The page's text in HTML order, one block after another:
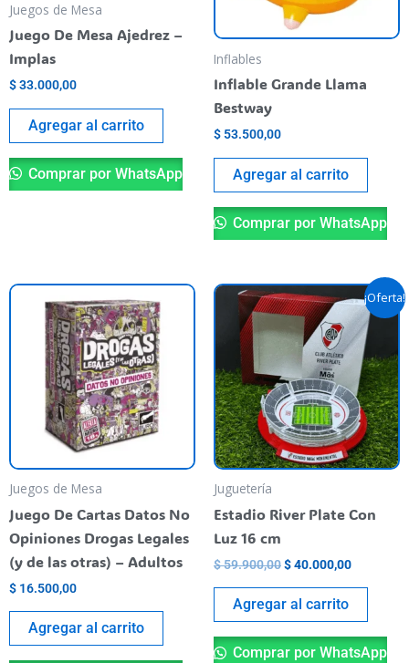
Juegos de Mesa
Juego De Mesa Ajedrez –
Implas
$33.000,00
Agregar al carrito
Comprar por WhatsApp
Inflables
Inflable Grande Llama
Bestway
$ 53.500,00
Agregar al carrito
Comprar por WhatsApp
Juegos de Mesa
Juego De Cartas Datos No
Opiniones Drogas Legales
(y de las otras) – Adultos
$ 16.500,00
Agregar al carrito
¡Oferta!
Juguetería
Estadio River Plate Con
Luz 16 cm
$59.900,00
El
precio
original
era:
$ 59.900,00.
$40.000,00
El
precio
actual
es:
$
Agregar al carrito
Comprar por WhatsApp